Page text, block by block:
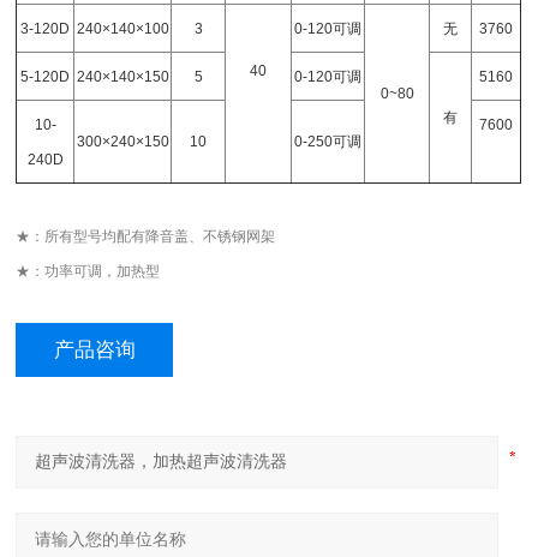
3-120D 240×140×100 3
40
0-120可调
0~80
无 3760
5-120D 240×140×150 5 0-120可调
有
5160
10-
240D
300×240×150 10 0-250可调
7600
★：所有型号均配有降音盖、不锈钢网架
★：功率可调，加热型
产品咨询